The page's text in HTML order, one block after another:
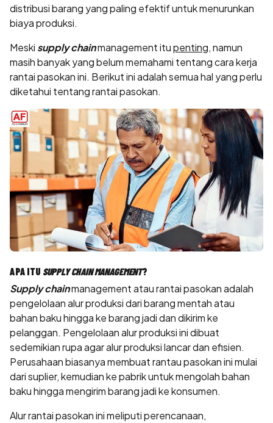
distribusi barang yang paling efektif untuk menurunkan
biaya produksi.
Meski supply chainmanagement itupenting, namun
masih banyak yang belum memahami tentang cara kerja
rantai pasokan ini. Berikut ini adalah semua hal yang perlu
diketahui tentang rantai pasokan.
APA ITU SUPPLY CHAIN MANAGEMENT?
Supply chainmanagement atau rantai pasokan adalah
pengelolaan alur produksi dari barang mentah atau
bahan baku hingga ke barang jadi dan dikirim ke
pelanggan. Pengelolaan alur produksi ini dibuat
sedemikian rupa agar alur produksi lancar dan efisien.
Perusahaan biasanya membuat rantau pasokan ini mulai
dari suplier, kemudian ke pabrik untuk mengolah bahan
baku hingga mengirim barang jadi ke konsumen.
Alur rantai pasokan ini meliputi perencanaan,